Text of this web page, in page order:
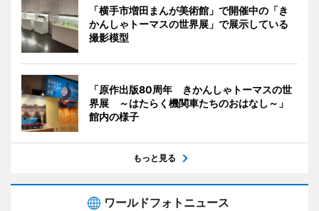
「横手市増田まんが美術館」で開催中の「き
かんしゃトーマスの世界展」で展示している
撮影模型
「原作出版80周年 きかんしゃトーマスの世
界展 ～はたらく機関車たちのおはなし～」
館内の様子
もっと見る
ワールドフォトニュース